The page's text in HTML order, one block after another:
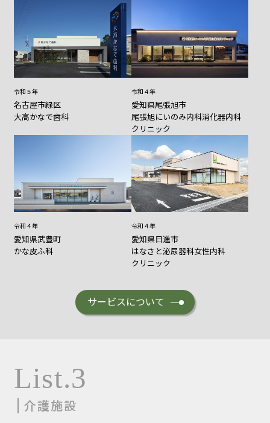
令和５年
名古屋市緑区
大高かなで歯科
令和４年
愛知県尾張旭市
尾張旭にいのみ内科消化器内科
クリニック
令和４年
愛知県武豊町
かな皮ふ科
令和４年
愛知県日進市
はなさと泌尿器科女性内科
クリニック
サービスについて
List.3
介護施設